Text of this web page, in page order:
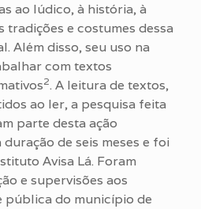
ao lúdico, à história, à
tradições e costumes dessa
Além disso, seu uso na
com textos
2. A leitura de textos,
ao ler, a pesquisa feita
parte desta ação
de seis meses e foi
Avisa Lá. Foram
e supervisões aos
pública do município de